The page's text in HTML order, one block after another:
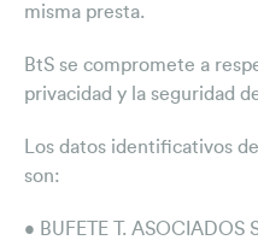
misma presta.
BtS se compromete a
privacidad y la seguridad
Los datos identificativos
son:
• BUFETE T. ASOCIADOS